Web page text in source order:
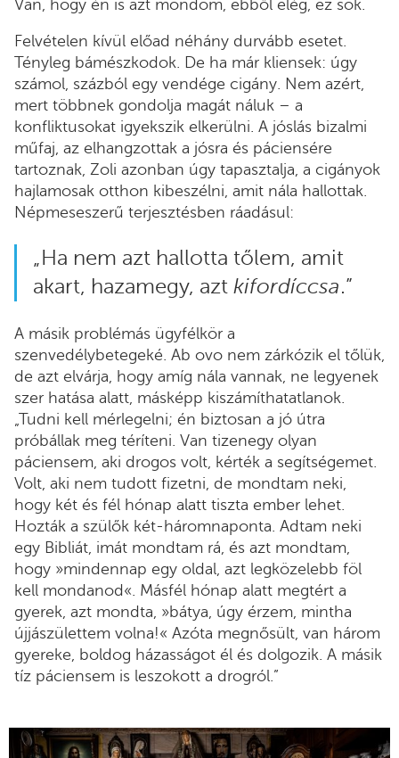
Van, hogy én is azt mondom, ebből elég, ez sok.
Felvételen kívül előad néhány durvább esetet.
Tényleg bámészkodok. De ha már kliensek: úgy
számol, százból egy vendége cigány. Nem azért,
mert többnek gondolja magát náluk – a
konfliktusokat igyekszik elkerülni. A jóslás bizalmi
műfaj, az elhangzottak a jósra és páciensére
tartoznak, Zoli azonban úgy tapasztalja, a cigányok
hajlamosak otthon kibeszélni, amit nála hallottak.
Népmeseszerű terjesztésben ráadásul:
„Ha nem azt hallotta tőlem, amit
akart, hazamegy, azt kifordíccsa.”
A másik problémás ügyfélkör a
szenvedélybetegeké. Ab ovo nem zárkózik el tőlük,
de azt elvárja, hogy amíg nála vannak, ne legyenek
szer hatása alatt, másképp kiszámíthatatlanok.
„Tudni kell mérlegelni; én biztosan a jó útra
próbállak meg téríteni. Van tizenegy olyan
páciensem, aki drogos volt, kérték a segítségemet.
Volt, aki nem tudott fizetni, de mondtam neki,
hogy két és fél hónap alatt tiszta ember lehet.
Hozták a szülők két-háromnaponta. Adtam neki
egy Bibliát, imát mondtam rá, és azt mondtam,
hogy »mindennap egy oldal, azt legközelebb föl
kell mondanod«. Másfél hónap alatt megtért a
gyerek, azt mondta, »bátya, úgy érzem, mintha
újjászülettem volna!« Azóta megnősült, van három
gyereke, boldog házasságot él és dolgozik. A másik
tíz páciensem is leszokott a drogról.”